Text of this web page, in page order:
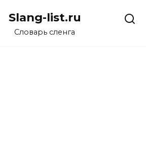
Slang-list.ru
Словарь сленга